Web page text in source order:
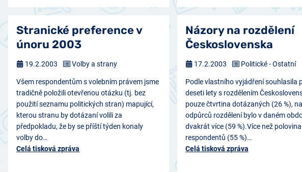
Stranické preference v
únoru 2003
Všem respondentům s volebním právem jsme
tradičně položili otevřenou otázku (tj. bez
použití seznamu politických stran) mapující,
kterou stranu by dotázaní volili za
předpokladu, že by se příští týden konaly
volby do…
Celá tisková zpráva
19.2.2003 Volby a strany
Názory na rozdělení
Československa
Podle vlastního vyjádření souhlasila
deseti lety s rozdělením
pouze čtvrtina dotázaných (26 %),
odpůrců rozdělení bylo v daném
dvakrát více (59 %).Více než polovina
respondentů (55 %)…
Celá tisková zpráva
17.2.2003 Politické - Ostatní